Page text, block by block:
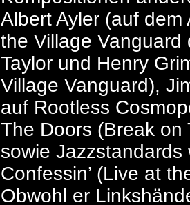
Albert Ayler (auf
the Village Vanguard
Taylor und Henry
Village Vanguard),
auf Rootless
The Doors (Break
sowie Jazzstandards
Confessin’ (Live at
Obwohl er